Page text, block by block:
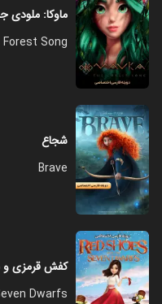
ماوکا: ملودی
Song
شجاع
Brave
کفش قرمزی و
Dwarfs